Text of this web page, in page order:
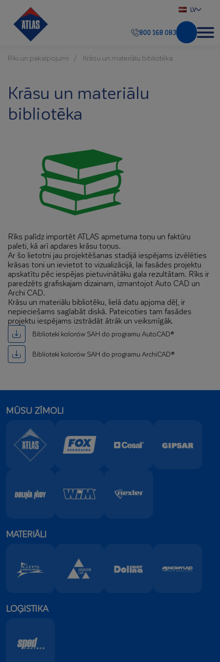
LV
800 168 083
Rīki un pakalpojumi Krāsu un materiālu bibliotēka
Krāsu un materiālu
bibliotēka
Rīks palīdz importēt ATLAS apmetuma toņu un faktūru
paleti, kā arī apdares krāsu toņus.
Ar šo lietotni jau projektēšanas stadijā iespējams izvēlēties
krāsas toni un ievietot to vizualizācijā, lai fasādes projektu
apskatītu pēc iespējas pietuvinātāku gala rezultātam. Rīks ir
paredzēts grafiskajam dizainam, izmantojot Auto CAD un
Archi CAD.
Krāsu un materiālu bibliotēku, lielā datu apjoma dēļ, ir
nepieciešams saglabāt diskā. Pateicoties tam fasādes
projektu iespējams izstrādāt ātrāk un veiksmīgāk.
Biblioteki kolorów SAH do programu AutoCAD®
Biblioteki kolorów SAH do programu ArchiCAD®
MŪSU ZĪMOLI
MATERIĀLI
LOĢISTIKA